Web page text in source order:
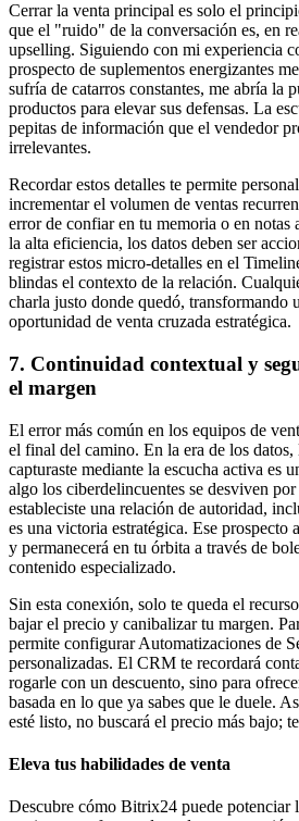
Cerrar la venta principal es solo el
que el "ruido" de la conversación es, en
upselling. Siguiendo con mi experiencia
prospecto de suplementos energizantes
sufría de catarros constantes, me abría la
productos para elevar sus defensas. La
pepitas de información que el vendedor
irrelevantes.
Recordar estos detalles te permite
incrementar el volumen de ventas
error de confiar en tu memoria o en notas
la alta eficiencia, los datos deben ser
registrar estos micro-detalles en el
blindas el contexto de la relación.
charla justo donde quedó, transformando
oportunidad de venta cruzada estratégica.
7. Continuidad contextual y
el margen
El error más común en los equipos de
el final del camino. En la era de los
capturaste mediante la escucha activa es
algo los ciberdelincuentes se desviven por
estableciste una relación de autoridad,
es una victoria estratégica. Ese prospecto
y permanecerá en tu órbita a través de
contenido especializado.
Sin esta conexión, solo te queda el
bajar el precio y canibalizar tu margen.
permite configurar Automatizaciones de
personalizadas. El CRM te recordará
rogarle con un descuento, sino para
basada en lo que ya sabes que le duele.
esté listo, no buscará el precio más bajo;
Eleva tus habilidades de venta
Descubre cómo Bitrix24 puede potenciar